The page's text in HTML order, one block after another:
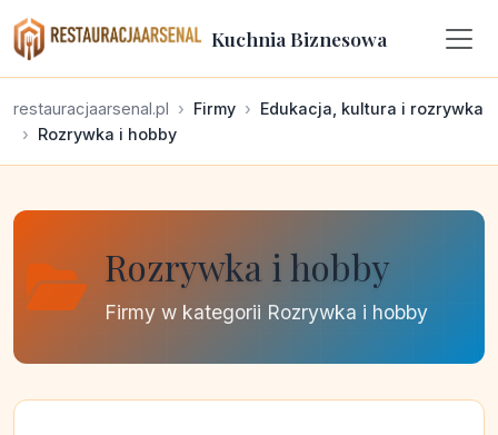
Kuchnia Biznesowa
restauracjaarsenal.pl Firmy
Edukacja, kultura i rozrywka
Rozrywka i hobby
Rozrywka i hobby
Firmy w kategorii Rozrywka i hobby